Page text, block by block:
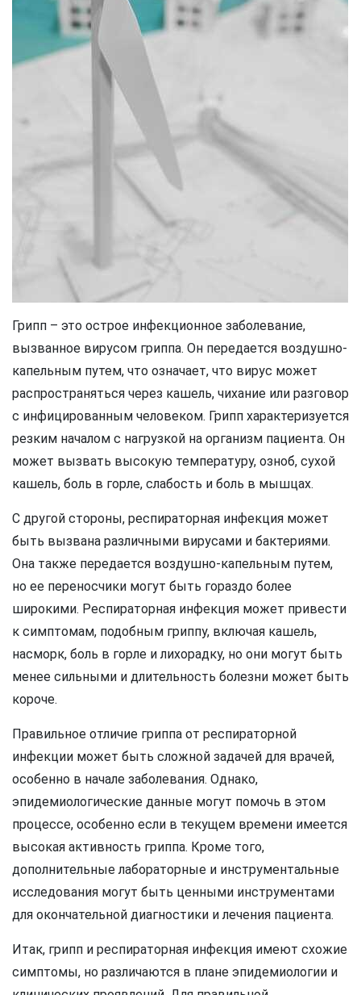
Грипп – это острое инфекционное заболевание,
вызванное вирусом гриппа. Он передается воздушно-
капельным путем, что означает, что вирус может
распространяться через кашель, чихание или разговор
с инфицированным человеком. Грипп характеризуется
резким началом с нагрузкой на организм пациента. Он
может вызвать высокую температуру, озноб, сухой
кашель, боль в горле, слабость и боль в мышцах.
С другой стороны, респираторная инфекция может
быть вызвана различными вирусами и бактериями.
Она также передается воздушно-капельным путем,
но ее переносчики могут быть гораздо более
широкими. Респираторная инфекция может привести
к симптомам, подобным гриппу, включая кашель,
насморк, боль в горле и лихорадку, но они могут быть
менее сильными и длительность болезни может быть
короче.
Правильное отличие гриппа от респираторной
инфекции может быть сложной задачей для врачей,
особенно в начале заболевания. Однако,
эпидемиологические данные могут помочь в этом
процессе, особенно если в текущем времени имеется
высокая активность гриппа. Кроме того,
дополнительные лабораторные и инструментальные
исследования могут быть ценными инструментами
для окончательной диагностики и лечения пациента.
Итак, грипп и респираторная инфекция имеют схожие
симптомы, но различаются в плане эпидемиологии и